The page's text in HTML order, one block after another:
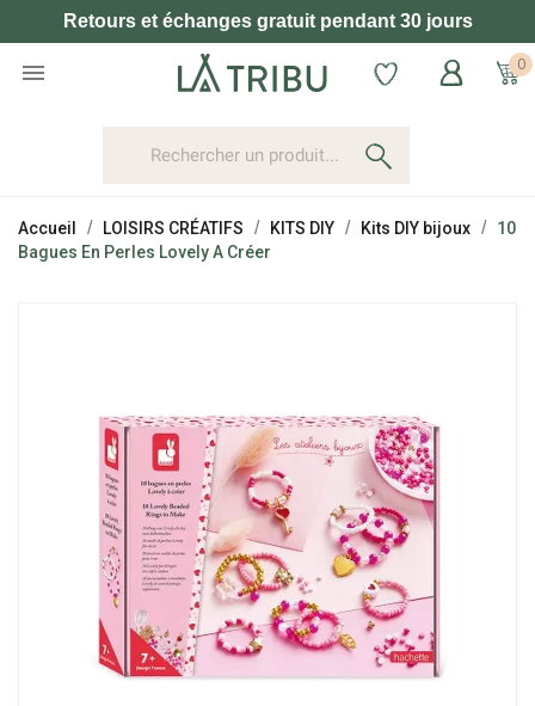
Retours et échanges gratuit pendant 30 jours
 0
Accueil LOISIRS CRÉATIFS KITS DIY Kits DIY bijoux
10
Bagues En Perles Lovely A Créer